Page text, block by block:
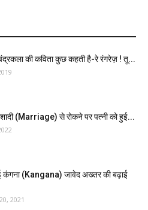
की कविता कुछ कहती है-रे रंगरेज़ ! तू...
शादी (Marriage) से रोकने पर पत्नी को हुई...
कंगना (Kangana) जावेद अख्तर की बढ़ाई
2021